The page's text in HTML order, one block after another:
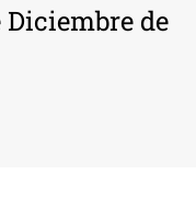
Diciembre de